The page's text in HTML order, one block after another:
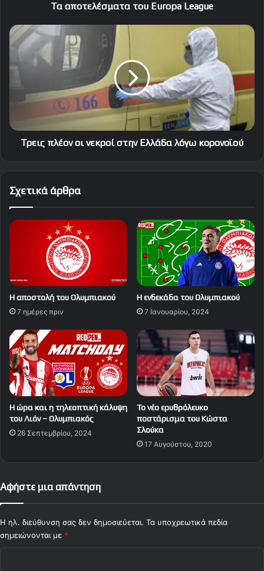
Τα αποτελέσματα του Europa League
Τρεις
πλέον
νεκροί
Ελλάδα
λόγω
κορονοϊού
Τρεις πλέον οι νεκροί στην Ελλάδα λόγω κορονοϊού
Σχετικά άρθρα
Η αποστολή του Ολυμπιακού
7 ημέρες πριν
Η ενδεκάδα του Ολυμπιακού
7 Ιανουαρίου, 2024
Η ώρα και η τηλεοπτική κάλυψη
του Λιόν – Ολυμπιακός
26 Σεπτεμβρίου, 2024
Το νέο ερυθρόλευκο
ποστάρισμα του Κώστα
Σλούκα
17 Αυγούστου, 2020
Αφήστε μια απάντηση
Η ηλ. διεύθυνση σας δεν δημοσιεύεται. Τα υποχρεωτικά πεδία
σημειώνονται με *